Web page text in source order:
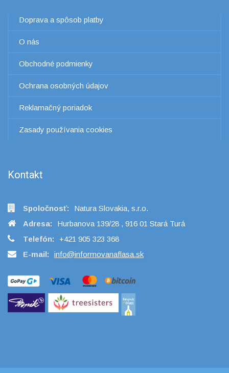
Doprava a spôsob platby
O nás
Obchodné podmienky
Ochrana osobných údajov
Reklamačný poriadok
Zasady používania cookies
Kontakt
Spoločnosť:
Natura Slovakia, s.r.o.
Adresa:
Hurbanova 139/28 , 916 01 Stará Turá
Telefón:
+421 905 323 368
E-mail: info@informovanaflasa.sk